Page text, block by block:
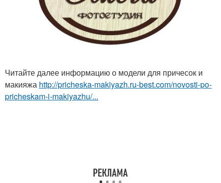
Читайте далее информацию о модели для причесок и
макияжа http://pricheska-makiyazh.ru-best.com/novosti-po-
pricheskam-i-makiyazhu/...